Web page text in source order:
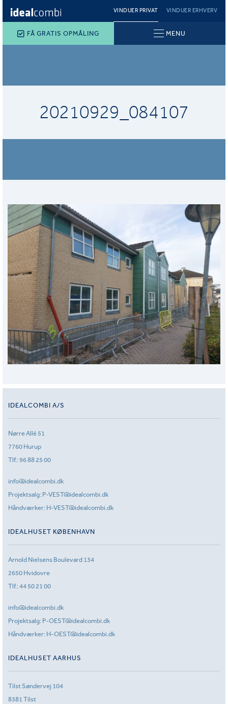
VINDUER PRIVAT VINDUER ERHVERV
FÅ GRATIS OPMÅLING MENU
20210929_084107
IDEALCOMBI A/S
Nørre Allé 51
7760 Hurup
Tlf.:96 88 25 00
info@idealcombi.dk
Projektsalg: P-VEST@idealcombi.dk
Håndværker: H-VEST@idealcombi.dk
IDEALHUSET KØBENHAVN
Arnold Nielsens Boulevard 134
2650 Hvidovre
Tlf.:44 50 21 00
info@idealcombi.dk
Projektsalg: P-OEST@idealcombi.dk
Håndværker: H-OEST@idealcombi.dk
IDEALHUSET AARHUS
Tilst Søndervej 104
8381 Tilst